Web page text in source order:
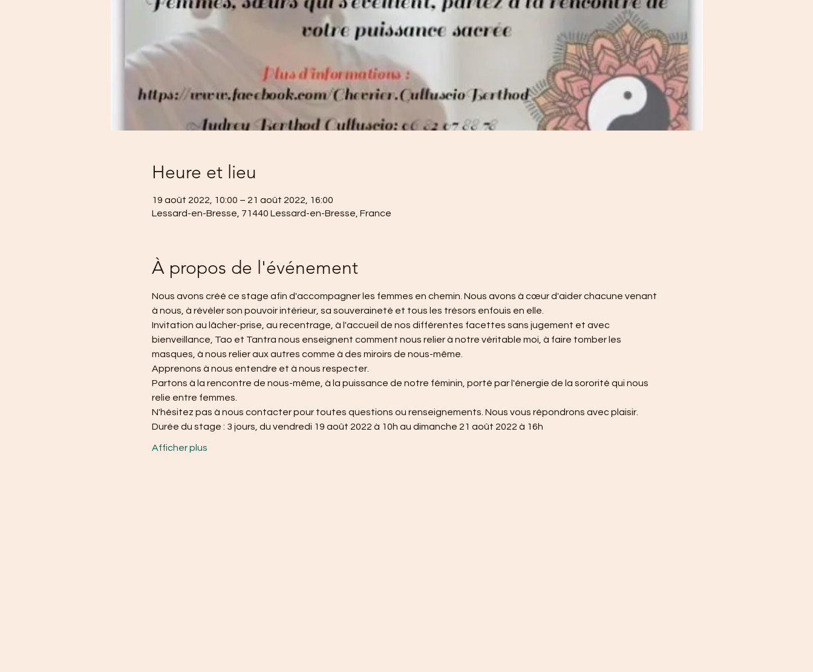
Heure et lieu
19 août 2022, 10:00 – 21 août 2022, 16:00
Lessard-en-Bresse, 71440 Lessard-en-Bresse, France
À propos de l'événement
Nous avons créé ce stage afin d'accompagner les femmes en chemin. Nous avons à cœur d'aider chacune venant
à nous, à révéler son pouvoir intérieur, sa souveraineté et tous les trésors enfouis en elle.
Invitation au lâcher-prise, au recentrage, à l'accueil de nos différentes facettes sans jugement et avec
bienveillance, Tao et Tantra nous enseignent comment nous relier à notre véritable moi, à faire tomber les
masques, à nous relier aux autres comme à des miroirs de nous-même.
Apprenons à nous entendre et à nous respecter.
Partons à la rencontre de nous-même, à la puissance de notre féminin, porté par l'énergie de la sororité qui nous
relie entre femmes.
N'hésitez pas à nous contacter pour toutes questions ou renseignements. Nous vous répondrons avec plaisir.
Durée du stage : 3 jours, du vendredi 19 août 2022 à 10h au dimanche 21 août 2022 à 16h
Afficher plus